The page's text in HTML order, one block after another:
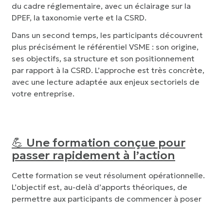
du cadre réglementaire, avec un éclairage sur la
DPEF, la taxonomie verte et la CSRD.
Dans un second temps, les participants découvrent
plus précisément le référentiel VSME : son origine,
ses objectifs, sa structure et son positionnement
par rapport à la CSRD. L’approche est très concrète,
avec une lecture adaptée aux enjeux sectoriels de
votre entreprise.
💪 Une formation conçue pour
passer rapidement à l’action
Cette formation se veut résolument opérationnelle.
L’objectif est, au-delà d’apports théoriques, de
permettre aux participants de commencer à poser